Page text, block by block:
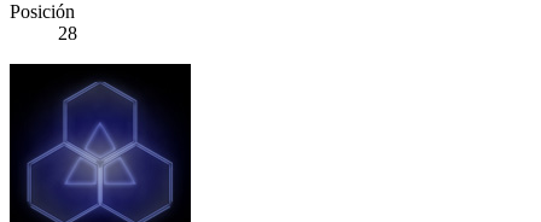
Posición
28